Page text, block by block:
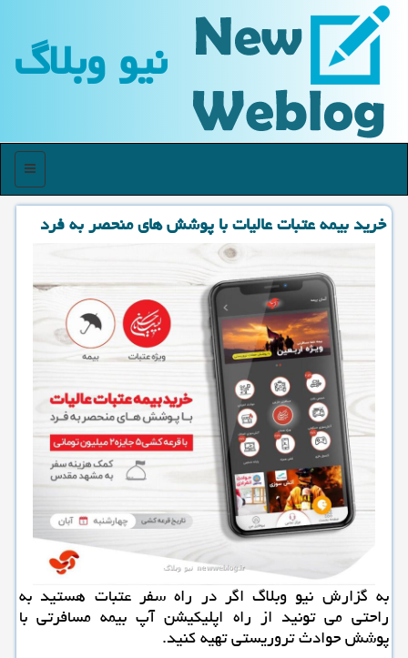
نیو وبلاگ
منو
خرید بیمه عتبات عالیات با پوشش های منحصر به فرد
به گزارش نیو وبلاگ اگر در راه سفر عتبات هستید به
راحتی می تونید از راه اپلیكیشن آپ بیمه مسافرتی با
پوشش حوادث تروریستی تهیه كنید.